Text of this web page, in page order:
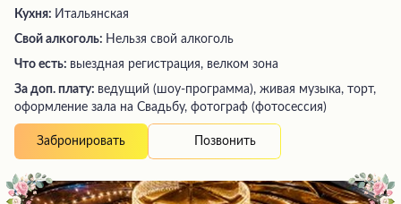
Кухня: Итальянская
Свой алкоголь: Нельзя свой алкоголь
Что есть: выездная регистрация, велком зона
За доп. плату: ведущий (шоу-программа), живая музыка, торт,
оформление зала на Свадьбу, фотограф (фотосессия)
Забронировать Позвонить